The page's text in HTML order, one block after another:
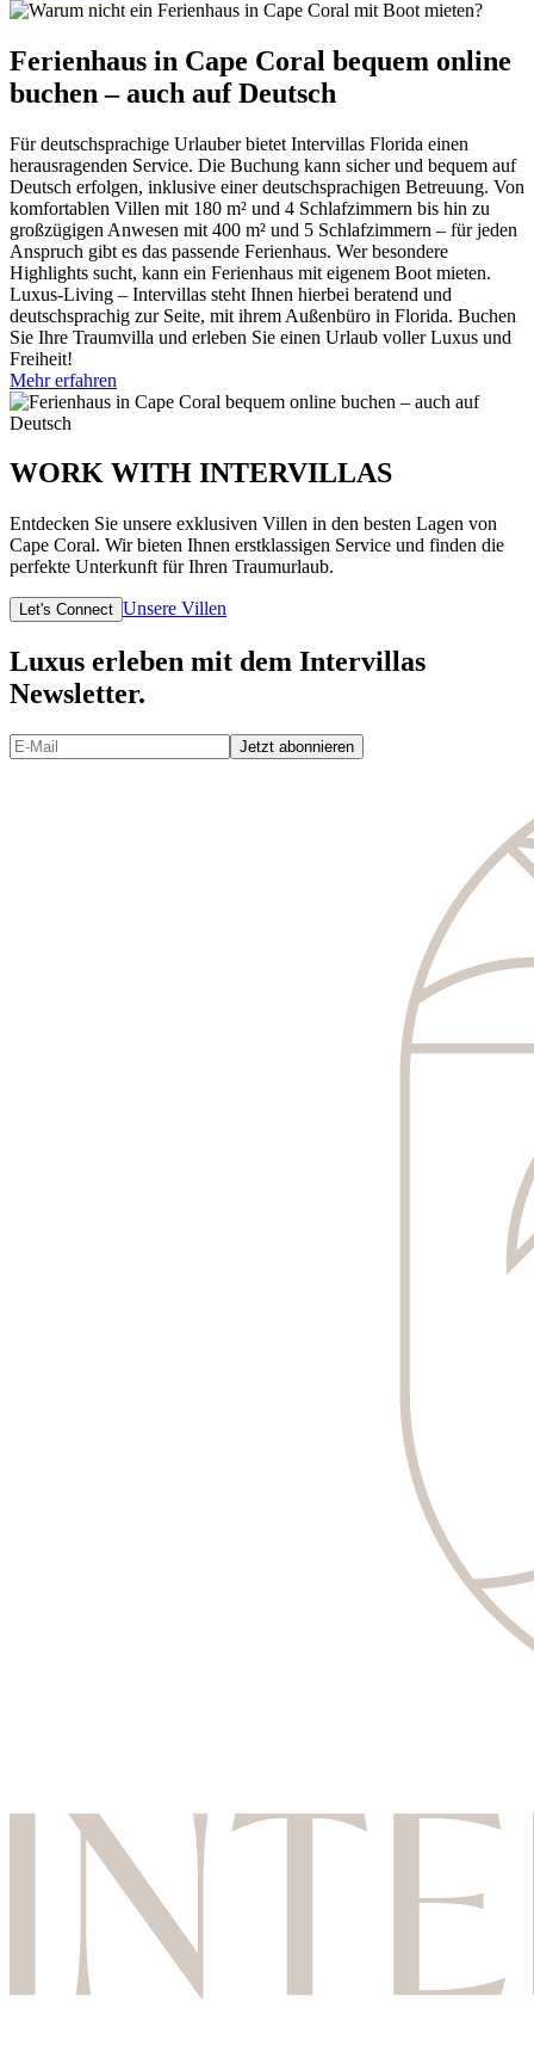
Ferienhaus in Cape Coral bequem online
buchen – auch auf Deutsch
Für deutschsprachige Urlauber bietet Intervillas Florida einen
herausragenden Service. Die Buchung kann sicher und bequem auf
Deutsch erfolgen, inklusive einer deutschsprachigen Betreuung. Von
komfortablen Villen mit 180 m² und 4 Schlafzimmern bis hin zu
großzügigen Anwesen mit 400 m² und 5 Schlafzimmern – für jeden
Anspruch gibt es das passende Ferienhaus. Wer besondere
Highlights sucht, kann ein Ferienhaus mit eigenem Boot mieten.
Luxus-Living – Intervillas steht Ihnen hierbei beratend und
deutschsprachig zur Seite, mit ihrem Außenbüro in Florida. Buchen
Sie Ihre Traumvilla und erleben Sie einen Urlaub voller Luxus und
Freiheit!
Mehr erfahren
WORK WITH INTERVILLAS
Entdecken Sie unsere exklusiven Villen in den besten Lagen von
Cape Coral. Wir bieten Ihnen erstklassigen Service und finden die
perfekte Unterkunft für Ihren Traumurlaub.
Let's Connect Unsere Villen
Luxus erleben mit dem Intervillas
Newsletter.
Jetzt abonnieren